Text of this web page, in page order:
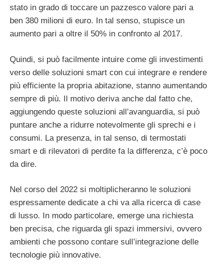
stato in grado di toccare un pazzesco valore pari a
ben 380 milioni di euro. In tal senso, stupisce un
aumento pari a oltre il 50% in confronto al 2017.
Quindi, si può facilmente intuire come gli investimenti
verso delle soluzioni smart con cui integrare e rendere
più efficiente la propria abitazione, stanno aumentando
sempre di più. Il motivo deriva anche dal fatto che,
aggiungendo queste soluzioni all’avanguardia, si può
puntare anche a ridurre notevolmente gli sprechi e i
consumi. La presenza, in tal senso, di termostati
smart e di rilevatori di perdite fa la differenza, c’è poco
da dire.
Nel corso del 2022 si moltiplicheranno le soluzioni
espressamente dedicate a chi va alla ricerca di case
di lusso. In modo particolare, emerge una richiesta
ben precisa, che riguarda gli spazi immersivi, ovvero
ambienti che possono contare sull’integrazione delle
tecnologie più innovative.